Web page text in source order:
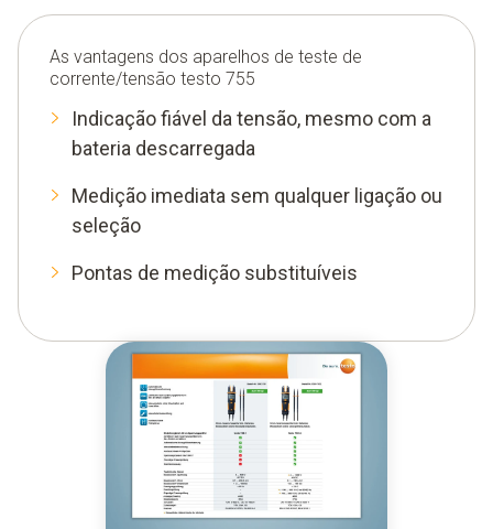
As vantagens dos aparelhos de teste de
corrente/tensão testo 755
Indicação fiável da tensão, mesmo com a
bateria descarregada
Medição imediata sem qualquer ligação ou
seleção
Pontas de medição substituíveis